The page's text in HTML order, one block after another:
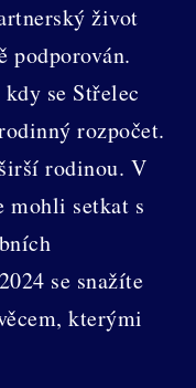
život
podporován.
se Střelec
rozpočet.
rodinou. V
mohli setkat s
se snažíte
kterými